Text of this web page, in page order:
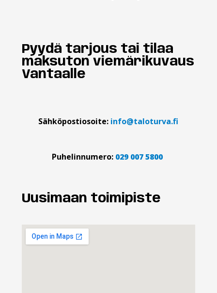
Pyydä tarjous tai tilaa
maksuton viemärikuvaus
Vantaalle
Sähköpostiosoite: info@taloturva.fi
Puhelinnumero: 029 007 5800
Uusimaan toimipiste